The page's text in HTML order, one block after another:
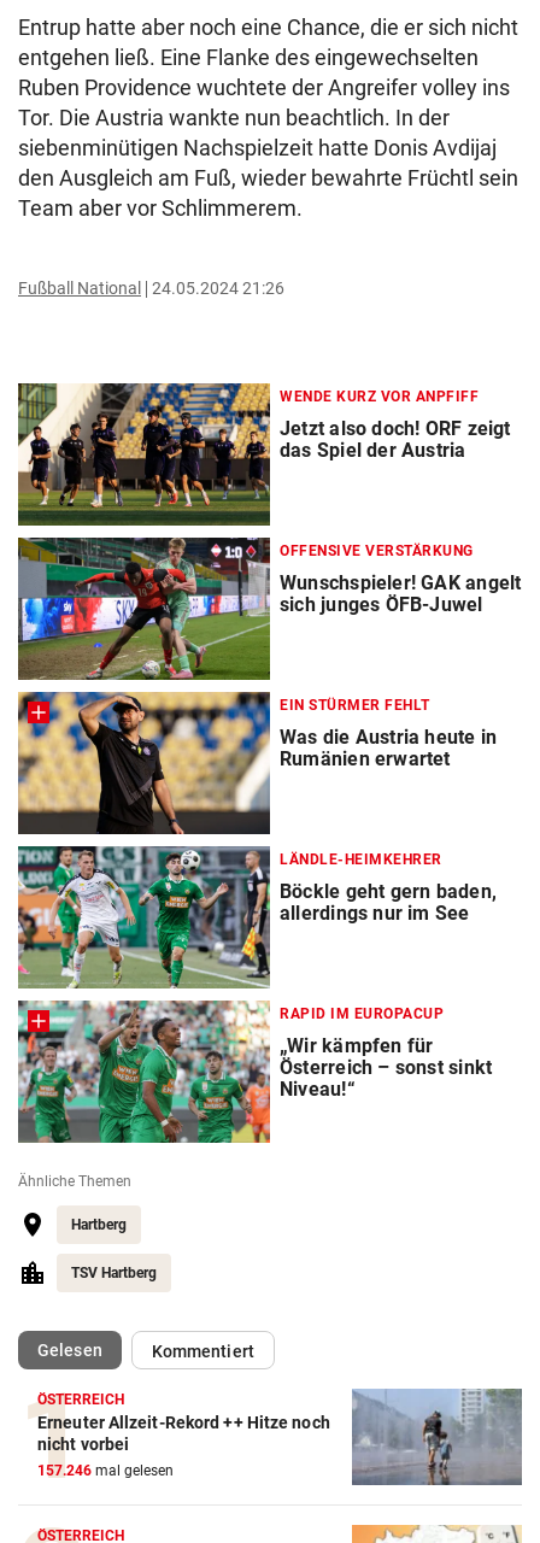
Entrup hatte aber noch eine Chance, die er sich nicht
entgehen ließ. Eine Flanke des eingewechselten
Ruben Providence wuchtete der Angreifer volley ins
Tor. Die Austria wankte nun beachtlich. In der
siebenminütigen Nachspielzeit hatte Donis Avdijaj
den Ausgleich am Fuß, wieder bewahrte Früchtl sein
Team aber vor Schlimmerem.
Fußball National 24.05.2024 21:26
WENDE KURZ VOR ANPFIFF
Jetzt also doch! ORF zeigt
das Spiel der Austria
OFFENSIVE VERSTÄRKUNG
Wunschspieler! GAK angelt
sich junges ÖFB-Juwel
EIN STÜRMER FEHLT
Was die Austria heute in
Rumänien erwartet
LÄNDLE-HEIMKEHRER
Böckle geht gern baden,
allerdings nur im See
RAPID IM EUROPACUP
„Wir kämpfen für
Österreich – sonst sinkt
Niveau!“
Ähnliche Themen
Hartberg
TSV Hartberg
Gelesen(ausgewählt)Kommentiert
ÖSTERREICH
Erneuter Allzeit-Rekord ++ Hitze noch
nicht vorbei
157.246 mal gelesen
ÖSTERREICH
Action-Cam Vergleich
ZUM VERGLEICH
Crosstrainer Vergleich